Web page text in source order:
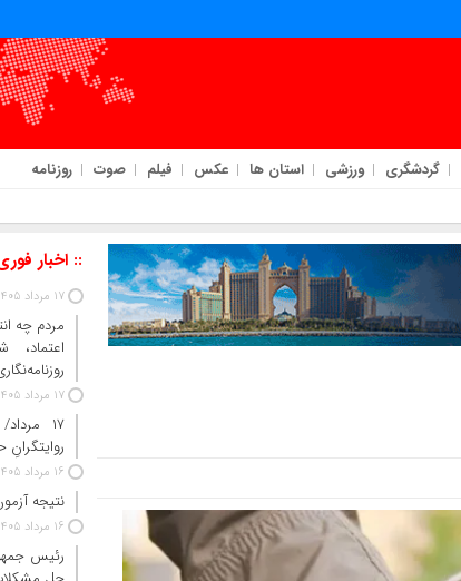
گردشگری ورزشی استان ها عکس فیلم صوت روزنامه
:: اخبار
17 مرداد 1405
مردم چه
17 مرداد 1405
۱۷
16 مرداد 1405
نتیجه آزمون
16 مرداد 1405
رئیس